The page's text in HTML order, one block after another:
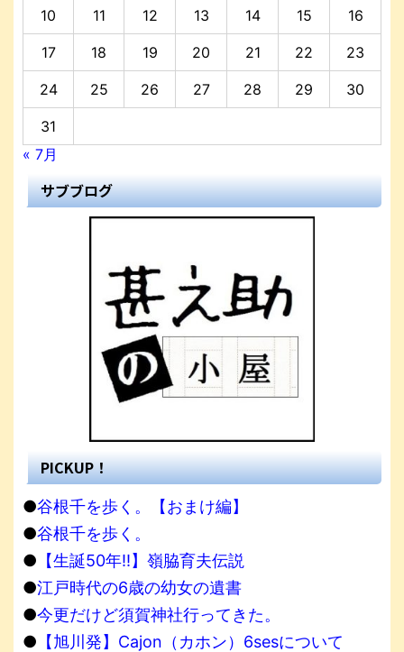
10 11 12 13 14 15 16
17 18 19 20 21 22 23
24 25 26 27 28 29 30
31
« 7月
サブブログ
PICKUP！
●谷根千を歩く。【おまけ編】
●谷根千を歩く。
● 【生誕50年!!】嶺脇育夫伝説
●江戸時代の6歳の幼女の遺書
●今更だけど須賀神社行ってきた。
● 【旭川発】Cajon（カホン）6sesについて